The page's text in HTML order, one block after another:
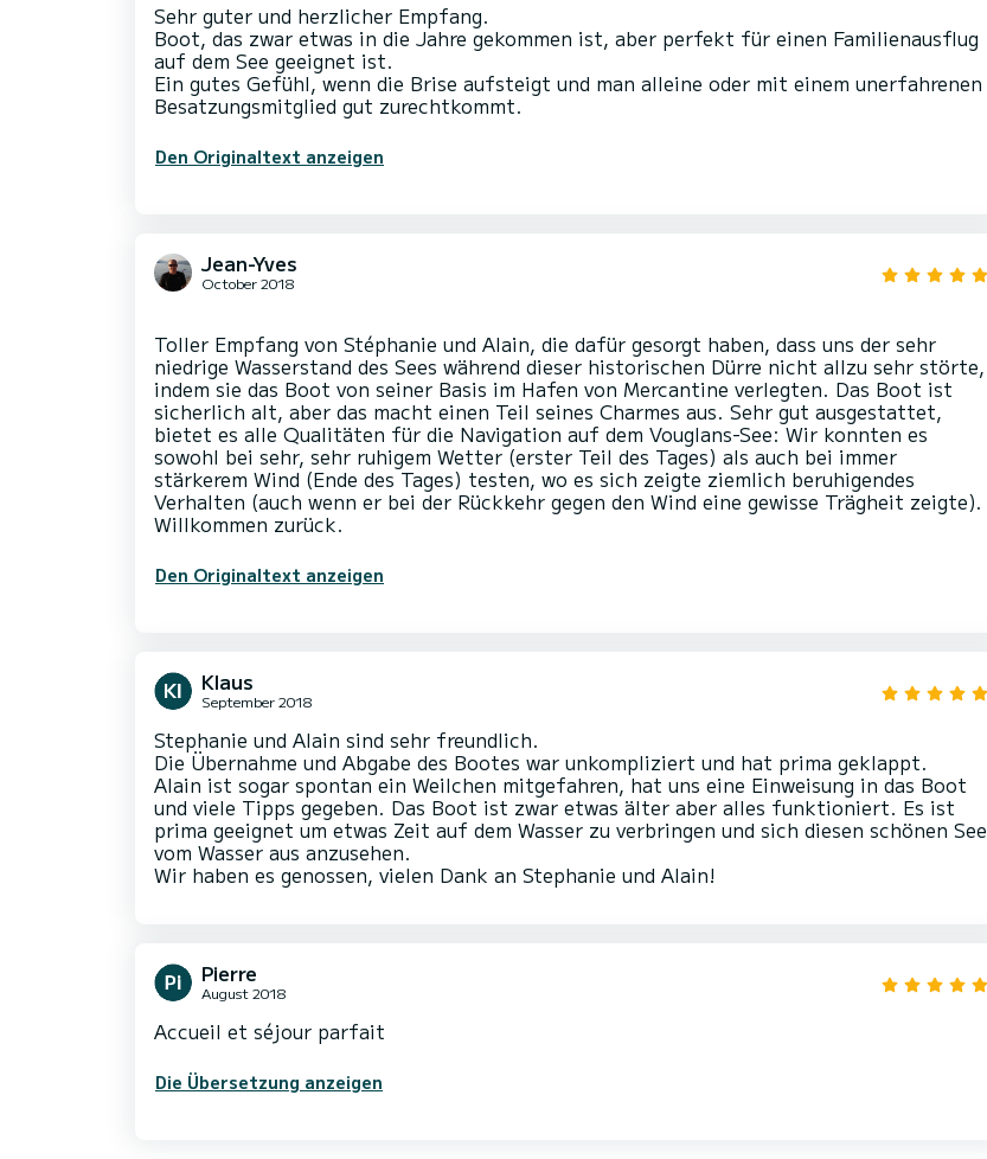
Sehr guter und herzlicher Empfang.
Boot, das zwar etwas in die Jahre gekommen ist, aber perfekt für einen Familienausflug
auf dem See geeignet ist.
Ein gutes Gefühl, wenn die Brise aufsteigt und man alleine oder mit einem unerfahrenen
Den Originaltext anzeigen
Jean-Yves
October 2018
Toller Empfang von Stéphanie und Alain, die dafür gesorgt haben, dass uns der sehr
niedrige Wasserstand des Sees während dieser historischen Dürre nicht allzu sehr störte,
indem sie das Boot von seiner Basis im Hafen von Mercantine verlegten. Das Boot ist
sicherlich alt, aber das macht einen Teil seines Charmes aus. Sehr gut ausgestattet,
bietet es alle Qualitäten für die Navigation auf dem Vouglans-See: Wir konnten es
sowohl bei sehr, sehr ruhigem Wetter (erster Teil des Tages) als auch bei immer
stärkerem Wind (Ende des Tages) testen, wo es sich zeigte ziemlich beruhigendes
Verhalten (auch wenn er bei der Rückkehr gegen den Wind eine gewisse Trägheit zeigte).
Den Originaltext anzeigen
Klaus
September 2018
Stephanie und Alain sind sehr freundlich.
Die Übernahme und Abgabe des Bootes war unkompliziert und hat prima geklappt.
Alain ist sogar spontan ein Weilchen mitgefahren, hat uns eine Einweisung in das Boot
und viele Tipps gegeben. Das Boot ist zwar etwas älter aber alles funktioniert. Es ist
prima geeignet um etwas Zeit auf dem Wasser zu verbringen und sich diesen schönen See
vom Wasser aus anzusehen.
Wir haben es genossen, vielen Dank an Stephanie und Alain!
Pierre
August 2018
Accueil et séjour parfait
Die Übersetzung anzeigen